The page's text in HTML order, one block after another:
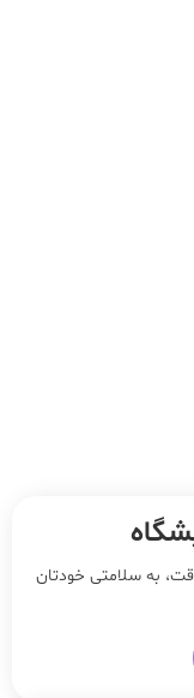
به سلامتی خودتان